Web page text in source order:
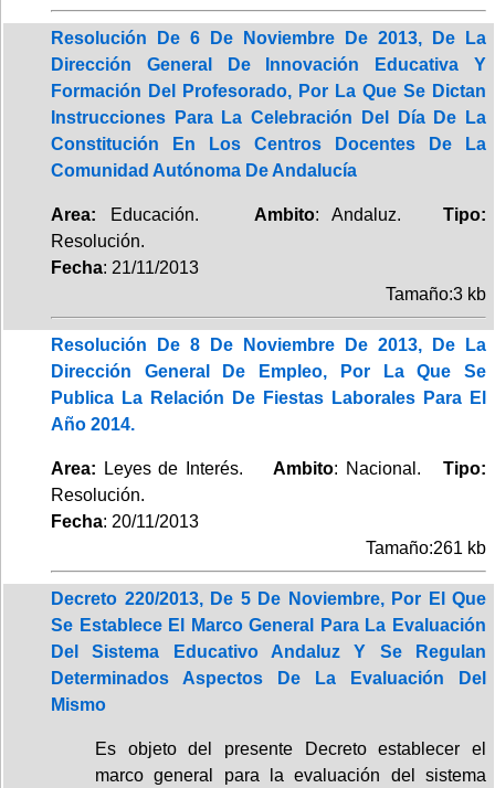
Resolución De 6 De Noviembre De 2013, De La
Dirección General De Innovación Educativa Y
Formación Del Profesorado, Por La Que Se Dictan
Instrucciones Para La Celebración Del Día De La
Constitución En Los Centros Docentes De La
Comunidad Autónoma De Andalucía
Area: Educación. Ambito: Andaluz.Tipo:
Resolución.
Fecha: 21/11/2013
Tamaño:3 kb
Resolución De 8 De Noviembre De 2013, De La
Dirección General De Empleo, Por La Que Se
Publica La Relación De Fiestas Laborales Para El
Año 2014.
Area: Leyes de Interés.Ambito: Nacional.Tipo:
Resolución.
Fecha: 20/11/2013
Tamaño:261 kb
Decreto 220/2013, De 5 De Noviembre, Por El Que
Se Establece El Marco General Para La Evaluación
Del Sistema Educativo Andaluz Y Se Regulan
Determinados Aspectos De La Evaluación Del
Mismo
Es objeto del presente Decreto establecer el
marco general para la evaluación del sistema